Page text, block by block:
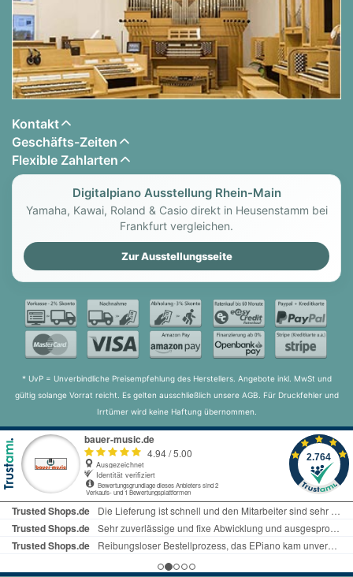
Kontakt
Geschäfts-Zeiten
Flexible Zahlarten
Digitalpiano Ausstellung Rhein-Main
Yamaha, Kawai, Roland & Casio direkt in Heusenstamm bei
Frankfurt vergleichen.
Zur Ausstellungsseite
* UvP = Unverbindliche Preisempfehlung des Herstellers. Angebote inkl. MwSt und
gültig solange Vorrat reicht. Es gelten ausschließlich unsere AGB. Für Druckfehler und
Irrtümer wird keine Haftung übernommen.